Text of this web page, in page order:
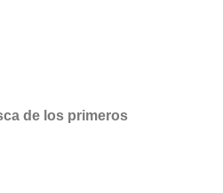
de los primeros